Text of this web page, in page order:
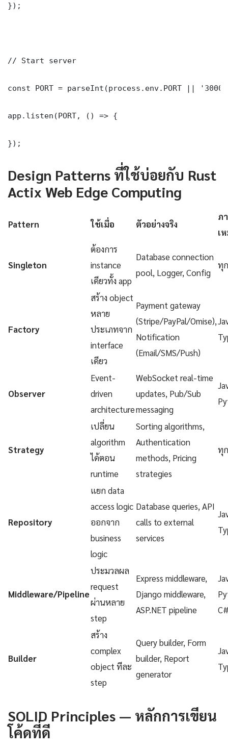
});
// Start server
const PORT = parseInt(process.env.PORT ||
app.listen(PORT, () => {
});
Design Patterns ที่ใช้บ่อยกับ Rust
Actix Web Edge Computing
Pattern ใช้เมื่อ ตัวอย่างจริง
ภ
เ
Singleton
ต้องการ
instance
เดียวทั้ง app
Database connection
pool, Logger, Config
ทุ
Factory
สร้าง object
หลาย
ประเภทจาก
interface
เดียว
Payment gateway
(Stripe/PayPal/Omise),
Notification
(Email/SMS/Push)
Observer
Event-
driven
architecture
WebSocket real-time
updates, Pub/Sub
messaging
Strategy
เปลี่ยน
algorithm
ได้ตอน
runtime
Sorting algorithms,
Authentication
methods, Pricing
strategies
ทุ
Repository
แยก data
access logic
ออกจาก
business
logic
Database queries, API
calls to external
services
Middleware/Pipeline
ประมวลผล
request
ผ่านหลาย
step
Express middleware,
Django middleware,
ASP.NET pipeline
Builder
สร้าง
complex
object ทีละ
step
Query builder, Form
builder, Report
generator
SOLID Principles — หลักการเขียน
โค้ดที่ดี